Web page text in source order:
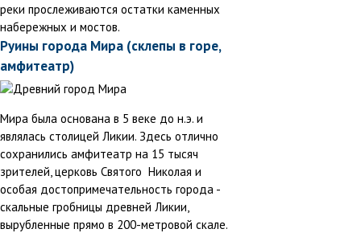
реки прослеживаются остатки каменных
набережных и мостов.
Руины города Мира (склепы в горе,
амфитеатр)
Мира была основана в 5 веке до н.э. и
являлась столицей Ликии. Здесь отлично
сохранились амфитеатр на 15 тысяч
зрителей, церковь Святого Николая и
особая достопримечательность города -
скальные гробницы древней Ликии,
вырубленные прямо в 200-метровой скале.